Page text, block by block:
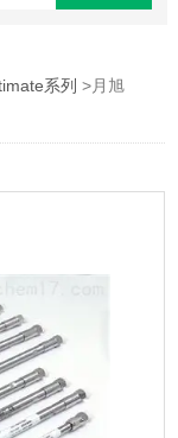
系列 >月旭